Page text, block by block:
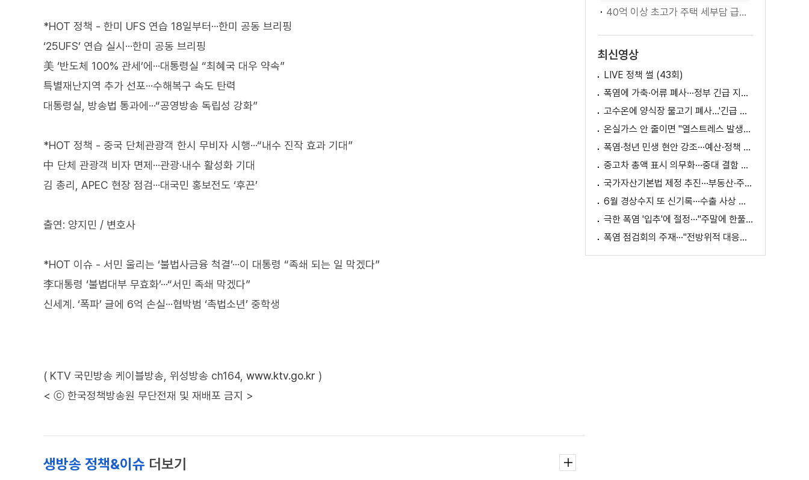
*HOT 정책 - 한미 UFS 연습 18일부터···한미 공동 브리핑
‘25UFS’ 연습 실시···한미 공동 브리핑
美 ‘반도체 100% 관세’에···대통령실 “최혜국 대우 약속”
특별재난지역 추가 선포···수해복구 속도 탄력
대통령실, 방송법 통과에···“공영방송 독립성 강화”
*HOT 정책 - 중국 단체관광객 한시 무비자 시행···“내수 진작 효과 기대”
中 단체 관광객 비자 면제···관광·내수 활성화 기대
김 총리, APEC 현장 점검···대국민 홍보전도 ‘후끈’
출연: 양지민 / 변호사
*HOT 이슈 - 서민 울리는 ‘불법사금융 척결’···이 대통령 “족쇄 되는 일 막겠다”
李대통령 ‘불법대부 무효화’···“서민 족쇄 막겠다”
신세계. ‘폭파’ 글에 6억 손실···협박범 ‘촉법소년’ 중학생
( KTV 국민방송 케이블방송, 위성방송 ch164, www.ktv.go.kr )
< ⓒ 한국정책방송원 무단전재 및 재배포 금지 >
생방송 정책&이슈 더보기
40억 이상 초고가 주택 세부담 급증···실수요자 보호 강화
최신영상
LIVE 정책 썰 (43회)
폭염에 가축·어류 폐사···정부 긴급 지원책 마련
고수온에 양식장 물고기 폐사...'긴급 방류' 지원
온실가스 안 줄이면 "열스트레스 발생일 29배 증가"
폭염·청년 민생 현안 강조···예산·정책 방향 제시
중고차 총액 표시 의무화···중대 결함 시 '계약 해제'
국가자산기본법 제정 추진···부동산·주식 등 통합 관리
6월 경상수지 또 신기록···수출 사상 첫 1천억 달러
극한 폭염 '입추'에 절정···"주말에 한풀 꺾인다"
폭염 점검회의 주재···"전방위적 대응체계 가동"